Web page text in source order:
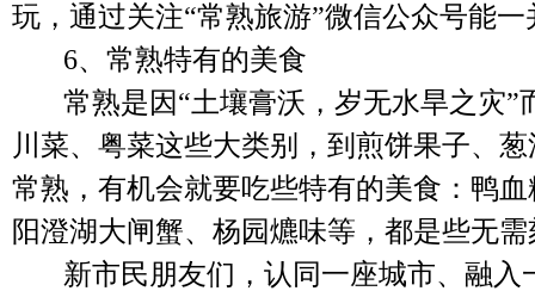
玩，通过关注“常熟旅游”微信公众号能
6、 常熟特有的美食
常熟是因“土壤膏沃，岁无水旱之灾”
川菜、粤菜这些大类别，到煎饼果子、
常熟，有机会就要吃些特有的美食：鸭
阳澄湖大闸蟹、杨园爊味等，都是些无
新市民朋友们，认同一座城市、融